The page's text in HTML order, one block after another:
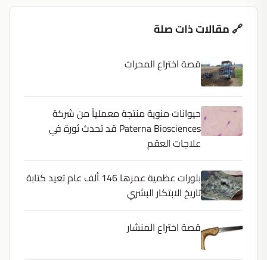
🔗 مقالات ذات صلة
قصة اختراع المحراث
حيوانات منوية منتجة معملياً من شركة
Paterna Biosciences قد تحدث ثورة في
علاجات العقم
بلورات عظمية عمرها 146 ألف عام تعيد كتابة
تاريخ الابتكار البشري
قصة اختراع المنشار